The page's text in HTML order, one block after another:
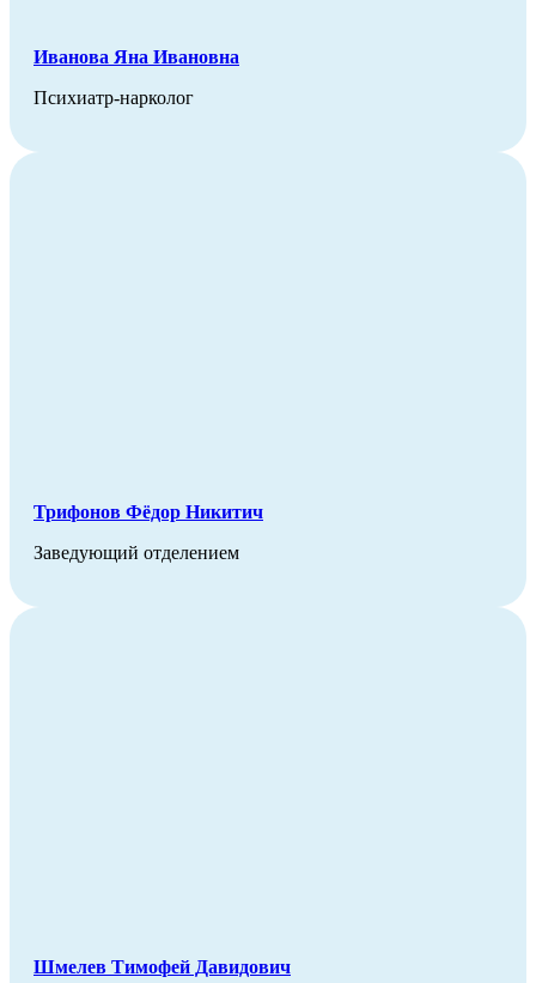
Иванова Яна Ивановна
Психиатр-нарколог
Трифонов Фёдор Никитич
Заведующий отделением
Шмелев Тимофей Давидович